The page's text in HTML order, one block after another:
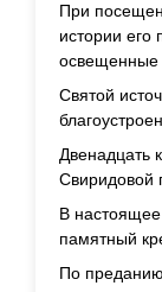
При
истории
освещенные
Святой
Двенадцать
Свиридовой
В настоящее
памятный
По